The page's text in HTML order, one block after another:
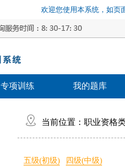
欢迎您使用本系统，如页
专项训练 我的题库
当前位置： 职业资格
五级(初级) 四级(中级)